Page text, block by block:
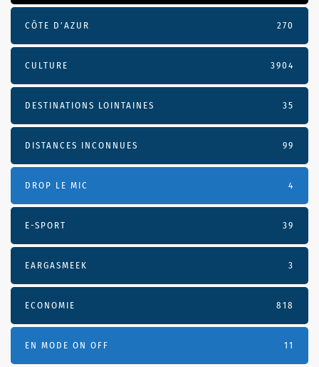
CÔTE D’AZUR 270
CULTURE 3904
DESTINATIONS LOINTAINES 35
DISTANCES INCONNUES 99
DROP LE MIC 4
E-SPORT 39
EARGASMEEK 3
ECONOMIE 818
EN MODE ON OFF 11